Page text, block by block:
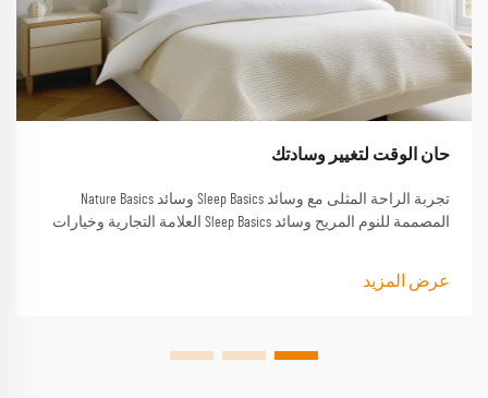
حان الوقت لتغيير وسادتك
تجربة الراحة المثلى مع وسائد Sleep Basics وسائد Nature Basics
المصممة للنوم المريح وسائد Sleep Basics العلامة التجارية وخيارات
عرض المزيد